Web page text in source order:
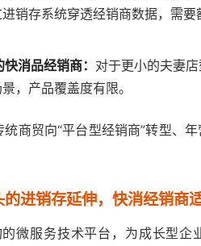
销存系统穿透经销商数据，需要
消品经销商： 对于更小的夫妻
，产品覆盖度有限。
商贸向“平台型经销商”转型、
进销存延伸，快消经销商
微服务技术平台，为成长型企